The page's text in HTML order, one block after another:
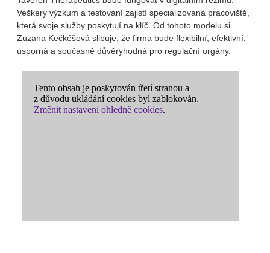
Veškerý výzkum a testování zajistí specializovaná pracoviště,
která svoje služby poskytují na klíč. Od tohoto modelu si
Zuzana Kečkéšová slibuje, že firma bude flexibilní, efektivní,
úsporná a současně důvěryhodná pro regulační orgány.